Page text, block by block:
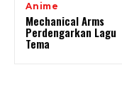
Anime
Mechanical Arms
Perdengarkan Lagu
Tema